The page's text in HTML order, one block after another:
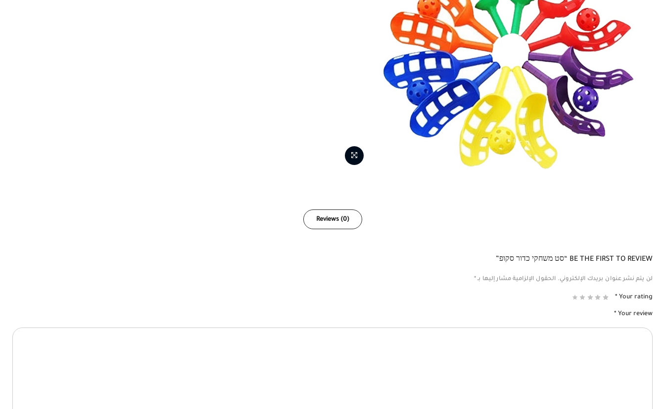
Reviews (0)
BE THE FIRST TO REVIEW “סט משחקי כדור סקופ”
لن يتم نشر عنوان بريدك الإلكتروني. الحقول الإلزامية مشار إليها بـ*
Your rating
*
Your review
*